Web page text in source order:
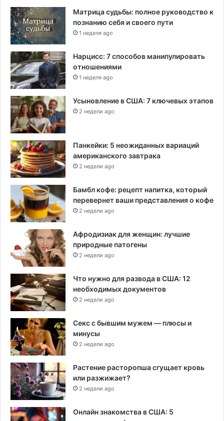
Матрица судьбы: полное руководство к
познанию себя и своего пути
1 неделя ago
Нарцисс: 7 способов манипулировать
отношениями
1 неделя ago
Усыновление в США: 7 ключевых этапов
2 недели ago
Панкейки: 5 неожиданных вариаций
американского завтрака
2 недели ago
Бамбл кофе: рецепт напитка, который
перевернет ваши представления о кофе
2 недели ago
Афродизиак для женщин: лучшие
природные патогены
2 недели ago
Что нужно для развода в США: 12
необходимых документов
2 недели ago
Секс с бывшим мужем — плюсы и
минусы
2 недели ago
Растение расторопша сгущает кровь
или разжижает?
2 недели ago
Онлайн знакомства в США: 5